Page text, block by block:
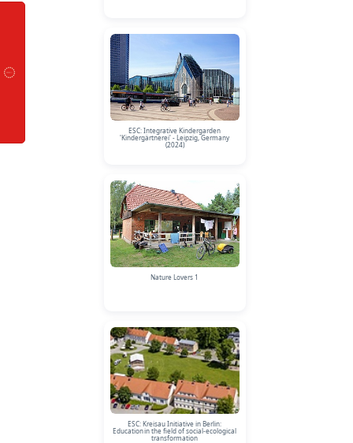
ESC: Integrative Kindergarden
'Kindergärtnerei' - Leipzig, Germany
(2024)
Nature Lovers 1
ESC: Kreisau Initiative in Berlin:
Education in the field of social-ecological
transformation